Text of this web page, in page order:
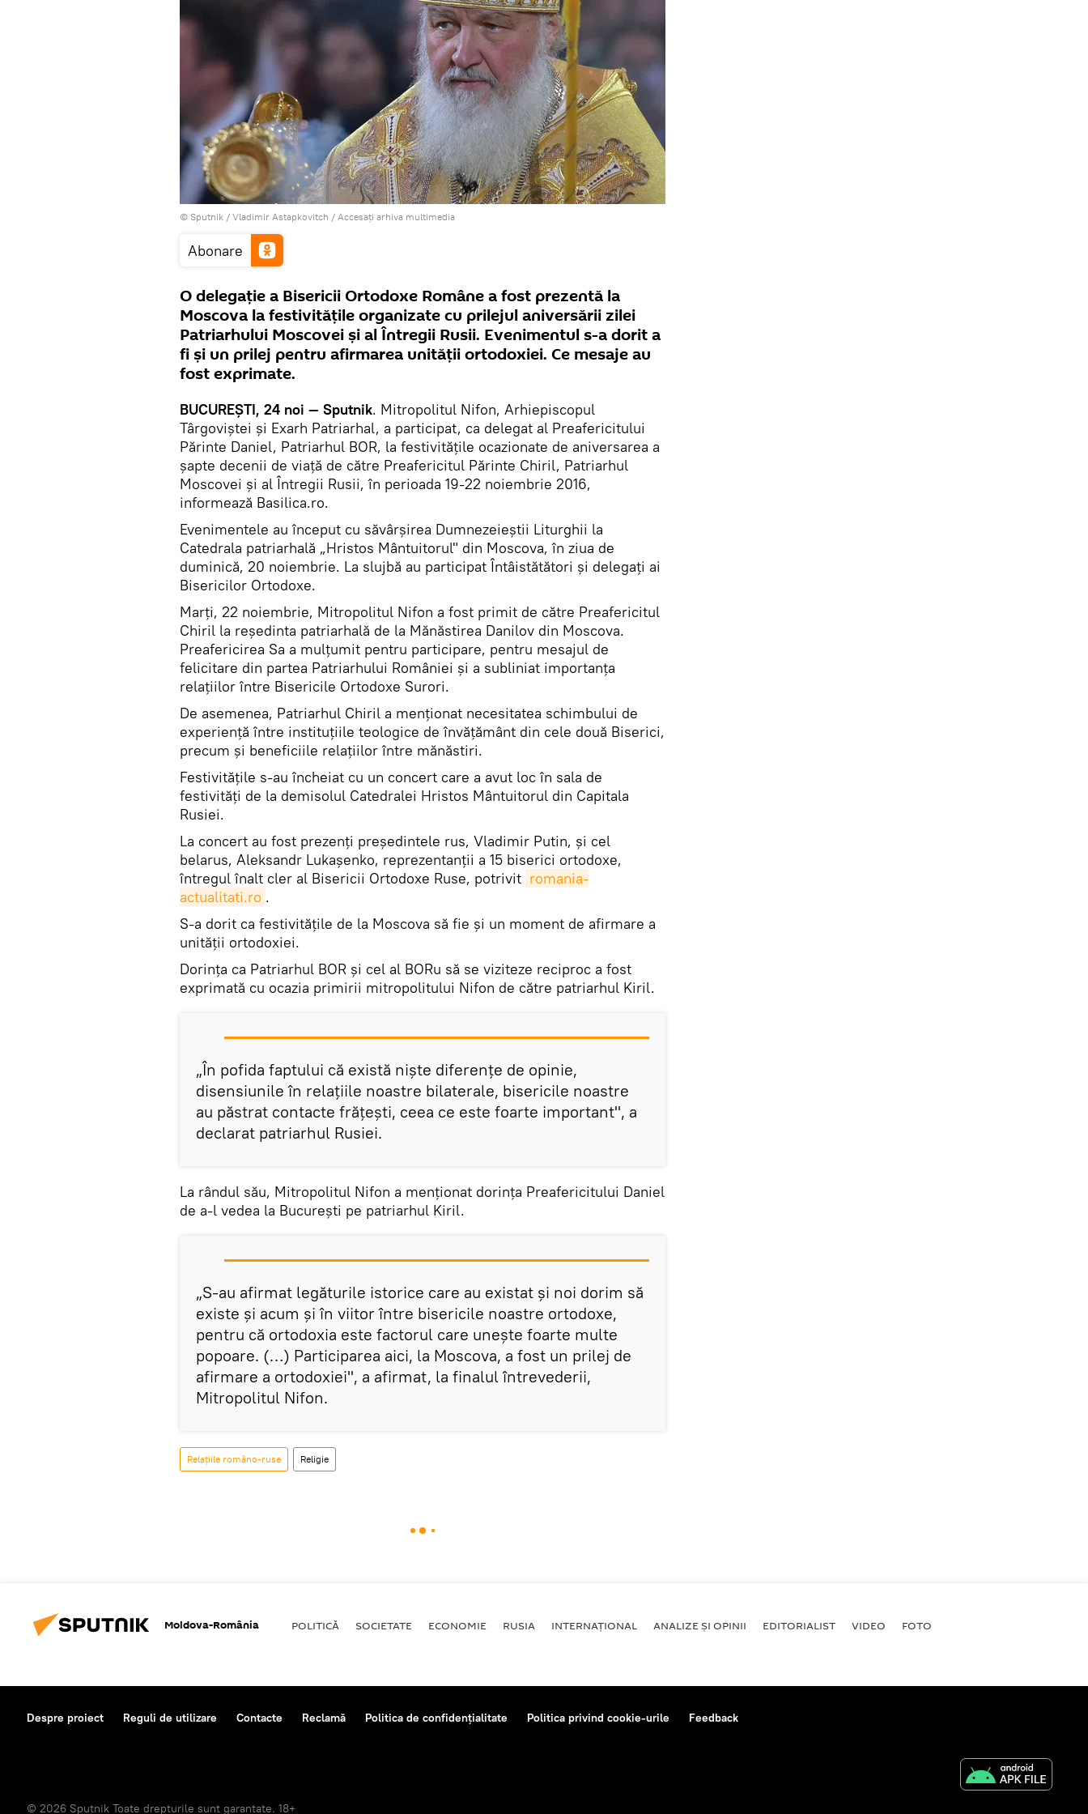
© Sputnik / Vladimir Astapkovitch / Accesați arhiva multimedia
Abonare
O delegație a Bisericii Ortodoxe Române a fost prezentă la
Moscova la festivitățile organizate cu prilejul aniversării zilei
Patriarhului Moscovei și al Întregii Rusii. Evenimentul s-a dorit a
fi și un prilej pentru afirmarea unităţii ortodoxiei. Ce mesaje au
fost exprimate.
BUCUREȘTI, 24 noi — Sputnik. Mitropolitul Nifon, Arhiepiscopul
Târgoviștei și Exarh Patriarhal, a participat, ca delegat al Preafericitului
Părinte Daniel, Patriarhul BOR, la festivitățile ocazionate de aniversarea a
șapte decenii de viață de către Preafericitul Părinte Chiril, Patriarhul
Moscovei și al Întregii Rusii, în perioada 19-22 noiembrie 2016,
informează Basilica.ro.
Evenimentele au început cu săvârșirea Dumnezeieștii Liturghii la
Catedrala patriarhală „Hristos Mântuitorul" din Moscova, în ziua de
duminică, 20 noiembrie. La slujbă au participat Întâistătători și delegați ai
Bisericilor Ortodoxe.
Marți, 22 noiembrie, Mitropolitul Nifon a fost primit de către Preafericitul
Chiril la reședinta patriarhală de la Mănăstirea Danilov din Moscova.
Preafericirea Sa a mulțumit pentru participare, pentru mesajul de
felicitare din partea Patriarhului României și a subliniat importanța
relațiilor între Bisericile Ortodoxe Surori.
De asemenea, Patriarhul Chiril a menționat necesitatea schimbului de
experiență între instituțiile teologice de învățământ din cele două Biserici,
precum și beneficiile relațiilor între mănăstiri.
Festivitățile s-au încheiat cu un concert care a avut loc în sala de
festivități de la demisolul Catedralei Hristos Mântuitorul din Capitala
Rusiei.
La concert au fost prezenţi preşedintele rus, Vladimir Putin, şi cel
belarus, Aleksandr Lukaşenko, reprezentanţii a 15 biserici ortodoxe,
întregul înalt cler al Bisericii Ortodoxe Ruse, potrivit romania-
actualitati.ro .
S-a dorit ca festivităţile de la Moscova să fie și un moment de afirmare a
unităţii ortodoxiei.
Dorința ca Patriarhul BOR și cel al BORu să se viziteze reciproc a fost
exprimată cu ocazia primirii mitropolitului Nifon de către patriarhul Kiril.
„În pofida faptului că există nişte diferenţe de opinie,
disensiunile în relaţiile noastre bilaterale, bisericile noastre
au păstrat contacte frăţeşti, ceea ce este foarte important", a
declarat patriarhul Rusiei.
La rândul său, Mitropolitul Nifon a menţionat dorinţa Preafericitului Daniel
de a-l vedea la Bucureşti pe patriarhul Kiril.
„S-au afirmat legăturile istorice care au existat şi noi dorim să
existe şi acum şi în viitor între bisericile noastre ortodoxe,
pentru că ortodoxia este factorul care uneşte foarte multe
popoare. (…) Participarea aici, la Moscova, a fost un prilej de
afirmare a ortodoxiei", a afirmat, la finalul întrevederii,
Mitropolitul Nifon.
Relațiile româno-ruse Religie
Moldova-România POLITICĂ SOCIETATE ECONOMIE RUSIA INTERNAŢIONAL ANALIZE ȘI OPINII EDITORIALIST VIDEO FOTO
Despre proiect Reguli de utilizare Contacte Reclamă Politica de confidențialitate Politica privind cookie-urile Feedback
© 2026 Sputnik Toate drepturile sunt garantate. 18+